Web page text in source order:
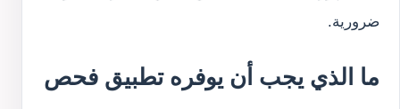
ضرورية.
ما الذي يجب أن يوفره تطبيق فحص